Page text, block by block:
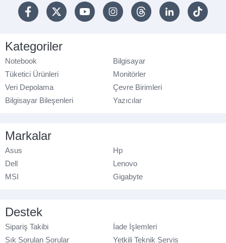
Kategoriler
Notebook
Bilgisayar
Tüketici Ürünleri
Monitörler
Veri Depolama
Çevre Birimleri
Bilgisayar Bileşenleri
Yazıcılar
Markalar
Asus
Hp
Dell
Lenovo
MSI
Gigabyte
Destek
Sipariş Takibi
İade İşlemleri
Sık Sorulan Sorular
Yetkili Teknik Servis